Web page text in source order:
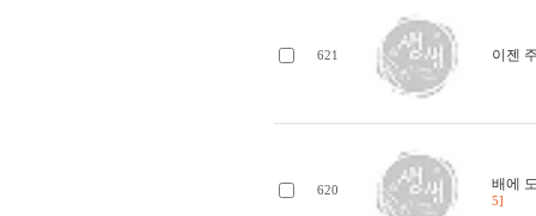
621 이젠
620 배에
5]